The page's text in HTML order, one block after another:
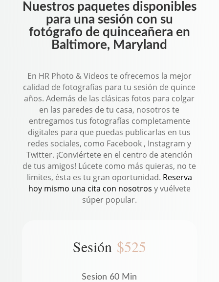
Nuestros paquetes disponibles
para una sesión con su
fotógrafo de quinceañera en
Baltimore, Maryland
En HR Photo & Videos te ofrecemos la mejor
calidad de fotografías para tu sesión de quince
años. Además de las clásicas fotos para colgar
en las paredes de tu casa, nosotros te
entregamos tus fotografías completamente
digitales para que puedas publicarlas en tus
redes sociales, como Facebook , Instagram y
Twitter. ¡Conviértete en el centro de atención
de tus amigos! Lúcete como más quieras, no te
limites, ésta es tu gran oportunidad. Reserva
hoy mismo una cita con nosotros y vuélvete
súper popular.
Sesión $525
Sesion 60 Min